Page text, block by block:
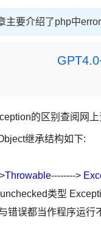
主要介绍了php中
的区别查阅网
继承结构如下:
Throwable-------->
类型
错误都当作程序运行